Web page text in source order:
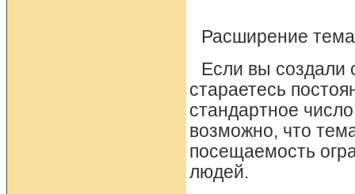
Расширение
Если вы создали
стараетесь
стандартное
возможно, что
посещаемость
людей.